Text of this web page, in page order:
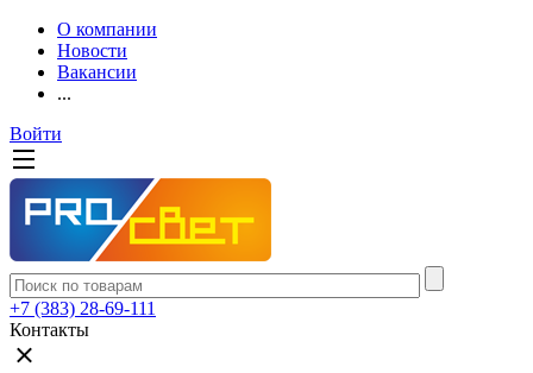
О компании
Новости
Вакансии
...
Войти
+7 (383) 28-69-111
Контакты